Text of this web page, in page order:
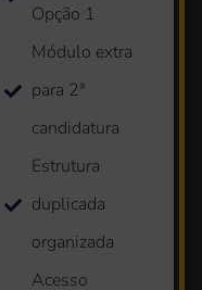
Opção 1
Módulo extra
para 2ª
candidatura
Estrutura
duplicada
organizada
Acesso